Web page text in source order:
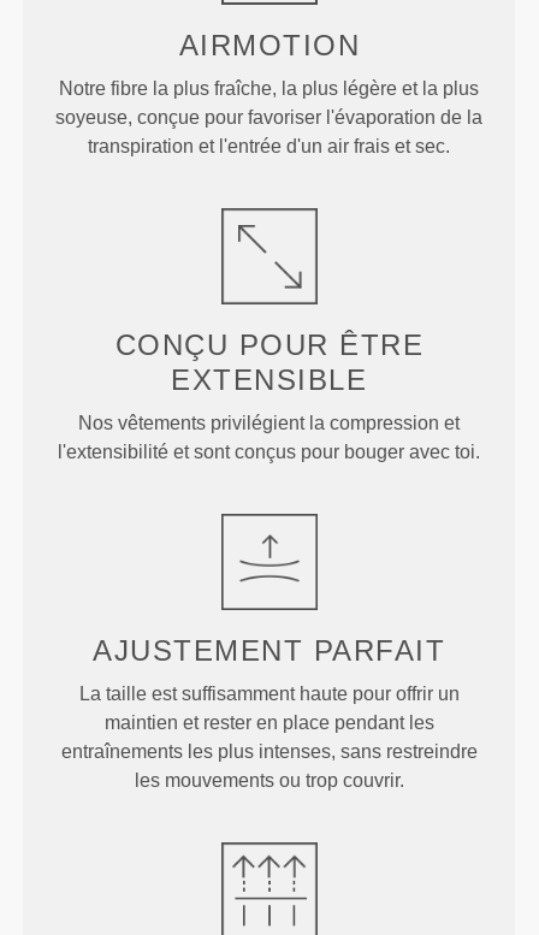
AIRMOTION
Notre fibre la plus fraîche, la plus légère et la plus
soyeuse, conçue pour favoriser l'évaporation de la
transpiration et l'entrée d'un air frais et sec.
CONÇU POUR ÊTRE
EXTENSIBLE
Nos vêtements privilégient la compression et
l'extensibilité et sont conçus pour bouger avec toi.
AJUSTEMENT PARFAIT
La taille est suffisamment haute pour offrir un
maintien et rester en place pendant les
entraînements les plus intenses, sans restreindre
les mouvements ou trop couvrir.